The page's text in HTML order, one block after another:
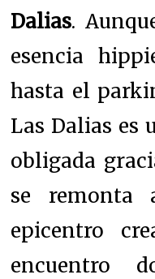
Dalias.
esencia
hasta el
Las Dalias es
obligada
se remonta
epicentro
encuentro